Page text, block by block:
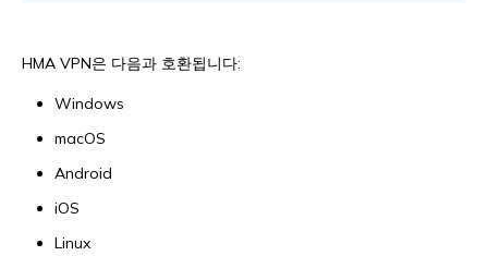
HMA VPN은 다음과 호환됩니다:
Windows
macOS
Android
iOS
Linux